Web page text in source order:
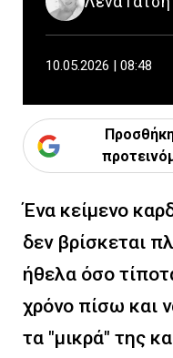
10.05.2026 | 08:48
Ένα κείμενο
δεν βρίσκεται
ήθελα όσο
χρόνο πίσω και
τα "μικρά" της